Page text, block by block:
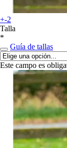
+-2
Talla
*
Guía de tallas
Este campo es